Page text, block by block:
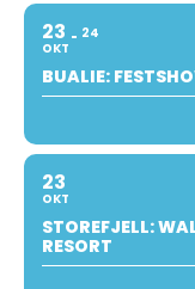
23
OKT
24
BUALIE:
23
OKT
STOREFJELL:
RESORT